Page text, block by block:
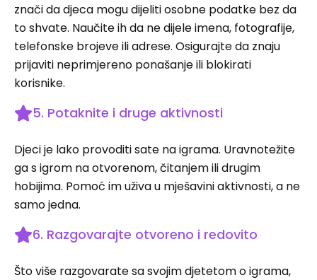
znači da djeca mogu dijeliti osobne podatke bez da
to shvate. Naučite ih da ne dijele imena, fotografije,
telefonske brojeve ili adrese. Osigurajte da znaju
prijaviti neprimjereno ponašanje ili blokirati
korisnike.
5. Potaknite i druge aktivnosti
Djeci je lako provoditi sate na igrama. Uravnotežite
ga s igrom na otvorenom, čitanjem ili drugim
hobijima. Pomoć im uživa u mješavini aktivnosti, a ne
samo jedna.
6. Razgovarajte otvoreno i redovito
Što više razgovarate sa svojim djetetom o igrama,